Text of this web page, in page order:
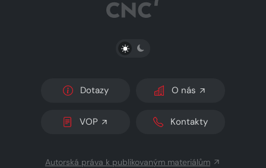
PŘEPNOUT SVĚTLÝ/TMAVÝ REŽIM
Dotazy O nás
VOP Kontakty
Autorská práva k publikovaným materiálům